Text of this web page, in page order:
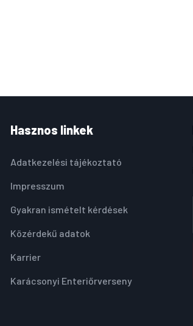
Hasznos linkek
Adatkezelési tájékoztató
Impresszum
Gyakran ismételt kérdések
Közérdekű adatok
Karrier
Karácsonyi Enteriőrverseny